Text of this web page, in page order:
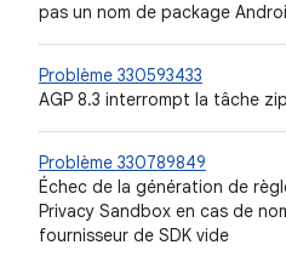
pas un nom de package
Problème 330593433
AGP 8.3 interrompt la tâche
Problème 330789849
Échec de la génération de
Privacy Sandbox en cas de
fournisseur de SDK vide